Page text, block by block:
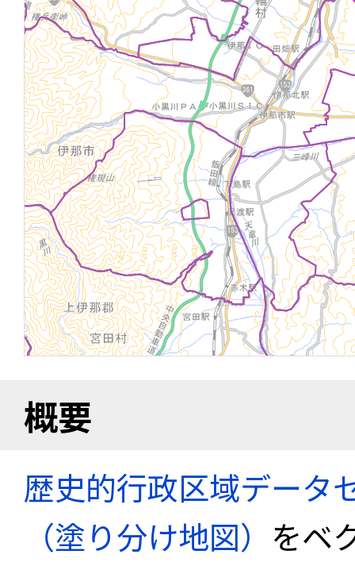
概要
歴史的行政区域データ
（塗り分け地図） をベ